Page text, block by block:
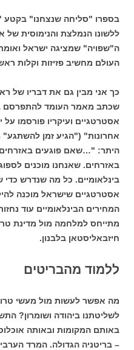
בספרו "סליחה שנצחנו" בקטע
ללשונו הנמלצת והנימוסית
ה"שפויה" שמציגה ישראל
העולם מחשיב פזיזות וקלות
כך אני מבין גם את דבריו של
שכתב מאמר העומד להתפרסם
אסטרטגיים ועיקריו פורסמו על
היתר: "…שאם פוגעים באזרחים
באזרחים. שאנחנו מוכנים
בינלאומיים. כל מה שנדרש כדי
אסטרטגיים שישראל מוכנה
המחירים הבינלאומיים עוד
מתייחס למלחמה מול מדינת
חיזבאליסטאן בלבנון.
ללמוד מהבריטים
מה אפשר לעשות מול מעשי טרור
לשליטתנו ביהודה ושומרון?
באותם המקומות ובאותה